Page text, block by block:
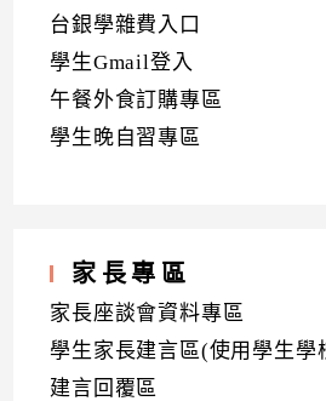
台銀學雜費入口
學生Gmail登入
午餐外食訂購專區
學生晚自習專區
家長專區
家長座談會資料專區
學生家長建言區(使用學生學
建言回覆區